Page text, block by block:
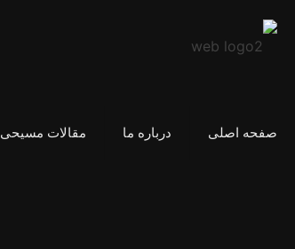
صفحه اصلی درباره ما مقالات مسیحی